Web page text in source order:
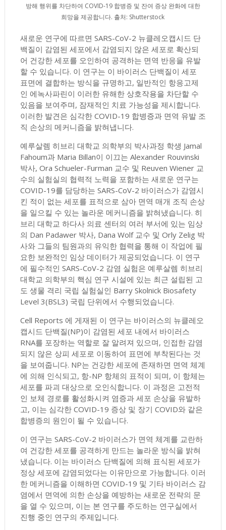
방해 행위를 차단하여 COVID-19 합병증 및 잔여 증상 완화에 대한
희망을 제공합니다. 출처: Shutterstock
새로운 연구에 따르면 SARS-CoV-2 뉴클레오캡시드 단
백질이 감염된 세포에서 감염되지 않은 세포로 확산되
어 건강한 세포를 오인하여 공격하는 면역 반응을 유발
할 수 있습니다. 이 연구는 이 바이러스 단백질이 세포
표면에 결합하는 방식을 규명하고, 일반적인 항응고제
인 에녹사파린이 이러한 유해한 상호작용을 차단할 수
있음을 보여주며, 잠재적인 치료 가능성을 제시합니다.
이러한 발견은 심각한 COVID-19 합병증과 면역 유발 조
직 손상의 메커니즘을 밝혀냅니다.
예루살렘 히브리 대학교 의학부의 박사과정 학생 Jamal
Fahoum과 Maria Billan이 이끄는 Alexander Rouvinski
박사, Ora Schueler-Furman 교수 및 Reuven Wiener 교
수의 실험실의 협력적 노력을 포함하는 새로운 연구는
COVID-19를 담당하는 SARS-CoV-2 바이러스가 감염시
킨 적이 없는 세포를 표적으로 삼아 면역 매개 조직 손상
을 일으킬 수 있는 놀라운 메커니즘을 밝혀냈습니다. 히
브리 대학교 하다사 의료 센터의 여러 부서에 있는 임상
의 Dan Padawer 박사, Dana Wolf 교수 및 Orly Zelig 박
사와 그들의 팀원과의 유익한 협력을 통해 이 작업에 필
요한 보완적인 임상 데이터가 제공되었습니다. 이 연구
에 필수적인 SARS-CoV-2 감염 실험은 예루살렘 히브리
대학교 의학부의 핵심 연구 시설에 있는 최근 설립된 고
도 생물 격리 국립 실험실인 Barry Skolnick Biosafety
Level 3(BSL3) 국립 단위에서 수행되었습니다.
Cell Reports 에 게재된 이 연구는 바이러스의 뉴클레오
캡시드 단백질(NP)이 감염된 세포 내에서 바이러스
RNA를 포장하는 역할로 잘 알려져 있으며, 인접한 감염
되지 않은 상피 세포로 이동하여 표면에 부착된다는 것
을 보여줍니다. NP는 건강한 세포에 존재하면 면역 체계
에 의해 인식되고, 항-NP 항체의 표적이 되며, 이 항체는
세포를 파괴 대상으로 오인식합니다. 이 과정은 고전적
인 보체 경로를 활성화시켜 염증과 세포 손상을 유발하
고, 이는 심각한 COVID-19 증상 및 장기 COVID와 같은
합병증의 원인이 될 수 있습니다.
이 연구는 SARS-CoV-2 바이러스가 면역 체계를 교란하
여 건강한 세포를 공격하게 만드는 놀라운 방식을 밝혀
냈습니다. 이는 바이러스 단백질에 의해 표식된 세포가
정상 세포에 감염되었다는 이유만으로 가능합니다. 이러
한 메커니즘을 이해하면 COVID-19 및 기타 바이러스 감
염에서 면역에 의한 손상을 예방하는 새로운 전략의 문
을 열 수 있으며, 이는 본 연구를 주도하는 연구실에서
진행 중인 연구의 주제입니다.